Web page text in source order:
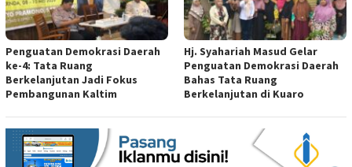
Penguatan Demokrasi Daerah
ke-4: Tata Ruang
Berkelanjutan Jadi Fokus
Pembangunan Kaltim
Hj. Syahariah Masud Gelar
Penguatan Demokrasi Daerah
Bahas Tata Ruang
Berkelanjutan di Kuaro